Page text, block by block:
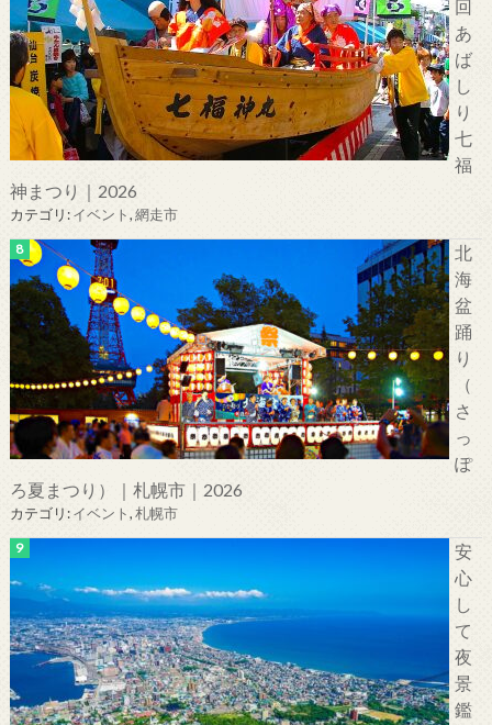
回
あ
ば
し
り
七
福
神まつり｜2026
カテゴリ:イベント,網走市
北
海
盆
踊
り
（
さ
っ
ぽ
ろ夏まつり）｜札幌市｜2026
カテゴリ:イベント,札幌市
安
心
し
て
夜
景
鑑